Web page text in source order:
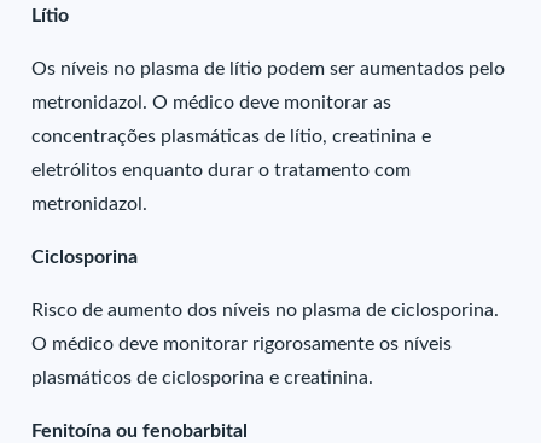
Lítio
Os níveis no plasma de lítio podem ser aumentados pelo
metronidazol. O médico deve monitorar as
concentrações plasmáticas de lítio, creatinina e
eletrólitos enquanto durar o tratamento com
metronidazol.
Ciclosporina
Risco de aumento dos níveis no plasma de ciclosporina.
O médico deve monitorar rigorosamente os níveis
plasmáticos de ciclosporina e creatinina.
Fenitoína ou fenobarbital